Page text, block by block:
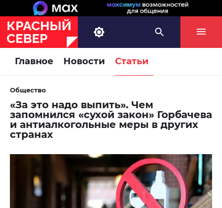
Главное Новости Статьи
Общество
«За это надо выпить». Чем
запомнился «сухой закон» Горбачева
и антиалкогольные меры в других
странах